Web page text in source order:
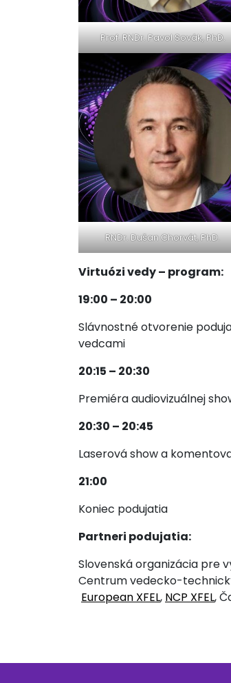
Prof. RNDr. Pavol Sovák, PhD.
RNDr. Dušan Chorvát, PhD.
Virtuózi vedy – program:
19:00 – 20:00
Slávnostné otvorenie
vedcami
20:15 – 20:30
Premiéra audiovizuálnej
20:30 – 20:45
Laserová show a
21:00
Koniec podujatia
Partneri podujatia:
Slovenská organizácia pre
Centrum vedecko-
European XFEL, NCP XFEL,